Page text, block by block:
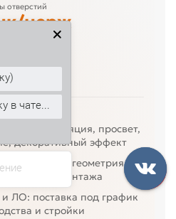
отверстий
нерж
по региону
вентиляция, просвет,
декоративный эффект
стабильная геометрия —
серийного монтажа
ЛО: поставка под график
и стройки
в чате...
как